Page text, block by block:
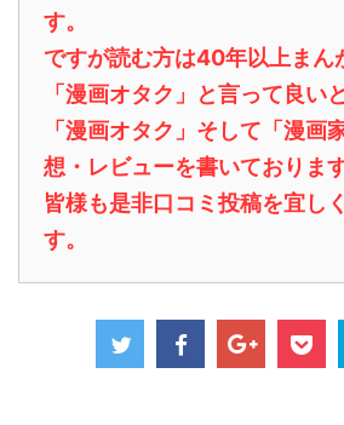
す。
ですが読む方は40年以上まん
「漫画オタク」と言って良い
「漫画オタク」そして「漫画
想・レビューを書いております
皆様も是非口コミ投稿を宜し
す。